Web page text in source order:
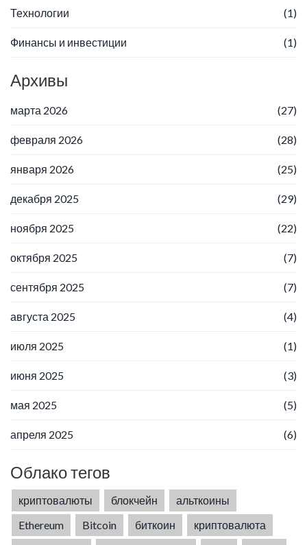
Технологии (1)
Финансы и инвестиции (1)
Архивы
марта 2026 (27)
февраля 2026 (28)
января 2026 (25)
декабря 2025 (29)
ноября 2025 (22)
октября 2025 (7)
сентября 2025 (7)
августа 2025 (4)
июля 2025 (1)
июня 2025 (3)
мая 2025 (5)
апреля 2025 (6)
Облако тегов
криптовалюты блокчейн
альткоины
Ethereum
Bitcoin биткоин
криптовалюта